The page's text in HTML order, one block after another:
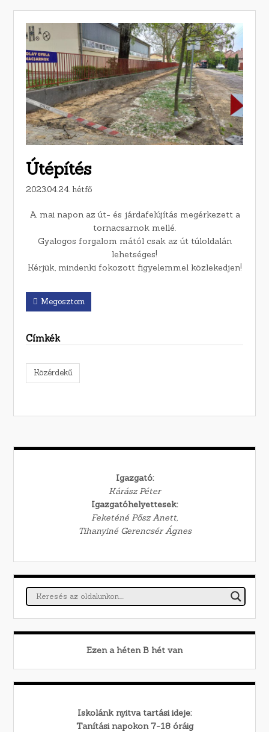
Útépítés
2023.04.24. hétfő
A mai napon az út- és járdafelújítás megérkezett a
tornacsarnok mellé.
Gyalogos forgalom mától csak az út túloldalán
lehetséges!
Kérjük, mindenki fokozott figyelemmel közlekedjen!
Megosztom
Címkék
Közérdekű
Igazgató:
Kárász Péter
Igazgatóhelyettesek:
Feketéné Pősz Anett,
Tihanyiné Gerencsér Ágnes
Ezen a héten B hét van
Iskolánk nyitva tartási ideje:
Tanítási napokon 7-18 óráig